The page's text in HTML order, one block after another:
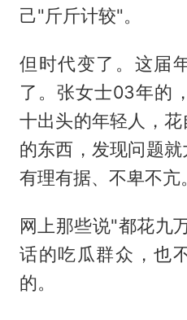
己"斤斤计较"。
但时代变了。这届
了。张女士03年的
十出头的年轻人，
的东西，发现问题就
有理有据、不卑不亢。
网上那些说"都花九
话的吃瓜群众，也
的。